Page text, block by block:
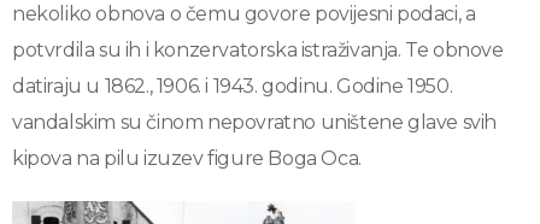
nekoliko obnova o čemu govore povijesni podaci, a
potvrdila su ih i konzervatorska istraživanja. Te obnove
datiraju u 1862., 1906. i 1943. godinu. Godine 1950.
vandalskim su činom nepovratno uništene glave svih
kipova na pilu izuzev figure Boga Oca.